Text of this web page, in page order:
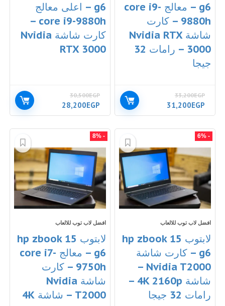
g6 – معالج core i9-
9880h – كارت
شاشة Nvidia RTX
3000 – رامات 32
جيجا
33,200EGP
السعر
الأصلي
33,200EGP.
31,200EGP
الحالي
g6 – اعلى معالج
core i9-9880h –
كارت شاشة Nvidia
RTX 3000
30,500EGP
السعر
الأصلي
30,500EGP.
28,200EGP
الحالي
- 6%
افضل لاب توب للالعاب
لابتوب hp zbook 15
g6 – كارت شاشة
Nvidia T2000 –
شاشة 4K 2160p –
رامات 32 جيجا
- 8%
افضل لاب توب للالعاب
لابتوب hp zbook 15
g6 – معالج core i7-
9750h – كارت
شاشة Nvidia
T2000 – شاشة 4K